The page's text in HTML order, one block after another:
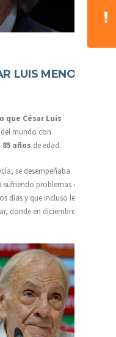
LUIS MENOTTI
que César Luis
mundo con
años de edad.
se desempeñaba
sufriendo problemas de
días y que incluso le
donde en diciembre de